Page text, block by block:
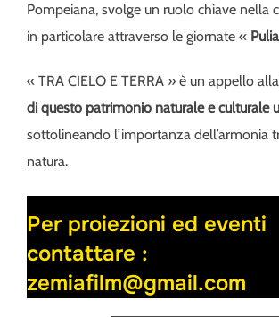
Pompeiana, svolge un ruolo chiave nella
in particolare attraverso le giornate «
« TRA CIELO E TERRA » è un appello alla
di questo patrimonio naturale e culturale
sottolineando l’importanza dell’armonia
natura.
Per proiezioni ed eventi
contattare :
zemiafilm@gmail.com